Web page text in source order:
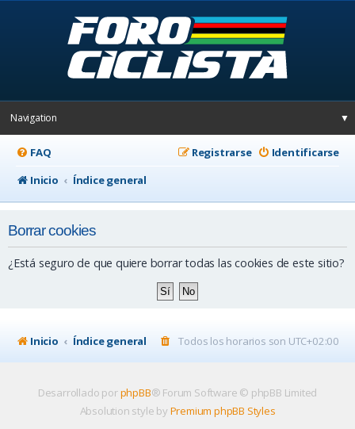
Navigation ▼
FAQ Identificarse
Registrarse
Inicio
Índice general
Borrar cookies
¿Está seguro de que quiere borrar todas las cookies de este sitio?
Inicio Índice general Todos los horarios son UTC+02:00
Desarrollado porphpBB® Forum Software © phpBB Limited
Absolution style by Premium phpBB Styles